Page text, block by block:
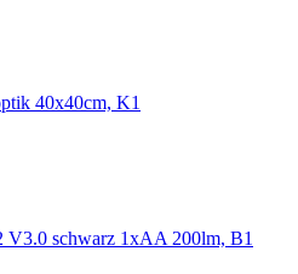
40x40cm, K1
V3.0 schwarz 1xAA 200lm, B1